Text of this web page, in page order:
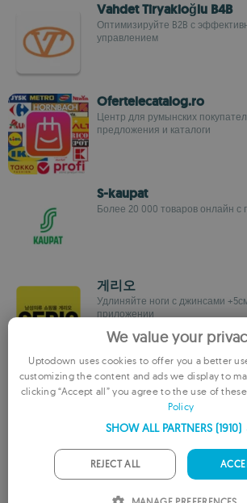
Vahdet Tiryakioğlu B4B
Оптимизируйте B2B с
управлением
Ofertelecatalog.ro
Центр для румынских
предложения и каталоги
S-kaupat
Более 20 000 товаров онлайн с
게리오
Удлиняйте ноги с джинсами
приложении
TA-DA!
Покупайте товары для дома и
через приложение
도서출판 홀수
We value your
Uptodown uses cookies to offer you a better
customizing the content and ads we display to
clicking “Accept all” you agree to the use of
Policy
SHOW ALL PARTNERS
REJECT ALL